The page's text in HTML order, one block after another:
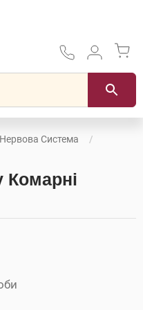
Нервова Система
Комарні